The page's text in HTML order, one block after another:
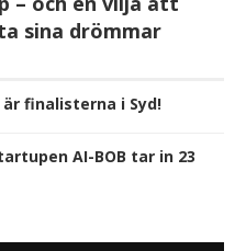
sina drömmar
är finalisterna i Syd!
AI-BOB tar in 23